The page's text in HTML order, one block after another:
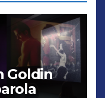
Goldin